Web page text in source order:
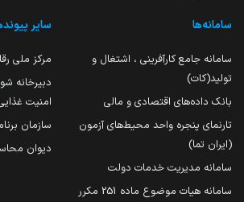
سامانه‌ها
سامانه جامع کارآفرینی ، اشتغال و
تولید(کات)
بانک داده‌های اقتصادی و مالی
تارنمای پنجره واحد محیط‌های آزمون
(ایران تما)
سامانه مدیریت خدمات دولت
سامانه هیات موضوع ماده 251 مکرر
سایر
مرکز ملی
دبیرخانه
امنیت
سازمان
دیوان